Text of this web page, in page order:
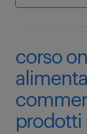
corso
prodotti